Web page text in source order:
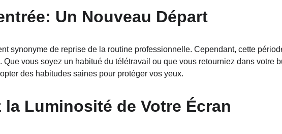
Un Nouveau Départ
synonyme de reprise de la routine professionnelle. Cependant, cette
vous soyez un habitué du télétravail ou que vous retourniez dans votre
des habitudes saines pour protéger vos yeux.
la Luminosité de Votre Écran